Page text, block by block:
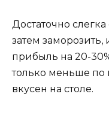
Достаточно
затем заморозить,
прибыль на 20-
только меньше по
вкусен на столе.